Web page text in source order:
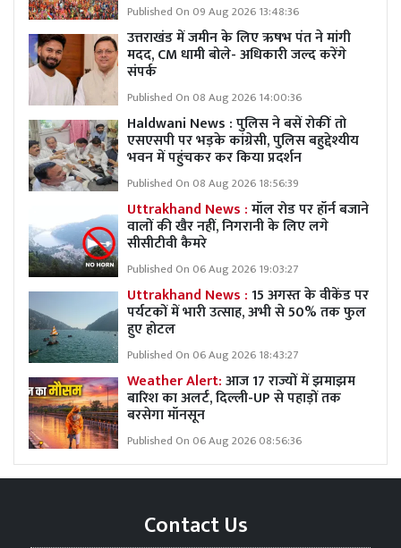
Published On 09 Aug 2026 13:48:36
उत्तराखंड में जमीन के लिए ऋषभ पंत ने मांगी
मदद, CM धामी बोले- अधिकारी जल्द करेंगे
संपर्क
Published On 08 Aug 2026 14:00:36
Haldwani News : पुलिस ने बसें रोकीं तो
एसएसपी पर भड़के कांग्रेसी, पुलिस बहुद्देश्यीय
भवन में पहुंचकर कर किया प्रदर्शन
Published On 08 Aug 2026 18:56:39
Uttrakhand News :मॉल रोड पर हॉर्न बजाने
वालों की खैर नहीं, निगरानी के लिए लगे
सीसीटीवी कैमरे
Published On 06 Aug 2026 19:03:27
Uttrakhand News :15 अगस्त के वीकेंड पर
पर्यटकों में भारी उत्साह, अभी से 50% तक फुल
हुए होटल
Published On 06 Aug 2026 18:43:27
Weather Alert:आज 17 राज्यों में झमाझम
बारिश का अलर्ट, दिल्ली-UP से पहाड़ों तक
बरसेगा मॉनसून
Published On 06 Aug 2026 08:56:36
Contact Us